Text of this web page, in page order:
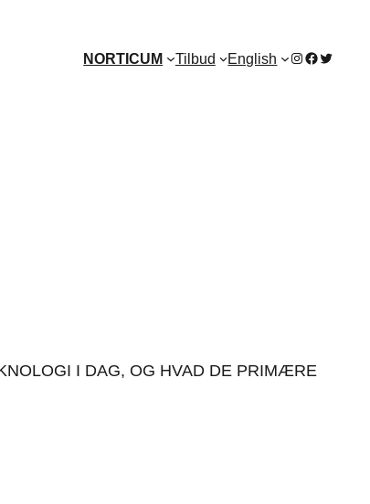
NORTICUM Tilbud English Instagram
Facebook
Twitter
I DAG, OG HVAD DE PRIMÆRE